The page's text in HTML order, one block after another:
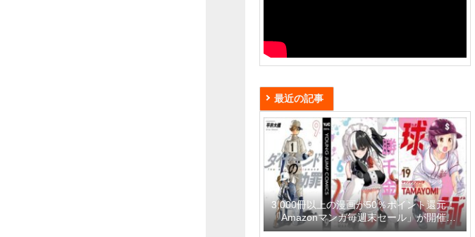
最近の記事
3,000冊以上の漫画が50％ポイント還元！
「Amazonマンガ毎週末セール」が開催
中、終了予定日は8月9日！